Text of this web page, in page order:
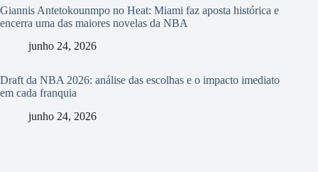
Giannis Antetokounmpo no Heat: Miami faz aposta histórica e
encerra uma das maiores novelas da NBA
junho 24, 2026
Draft da NBA 2026: análise das escolhas e o impacto imediato
em cada franquia
junho 24, 2026